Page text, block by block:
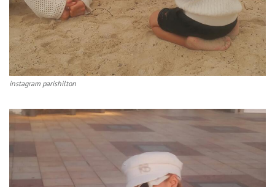
instagram parishilton